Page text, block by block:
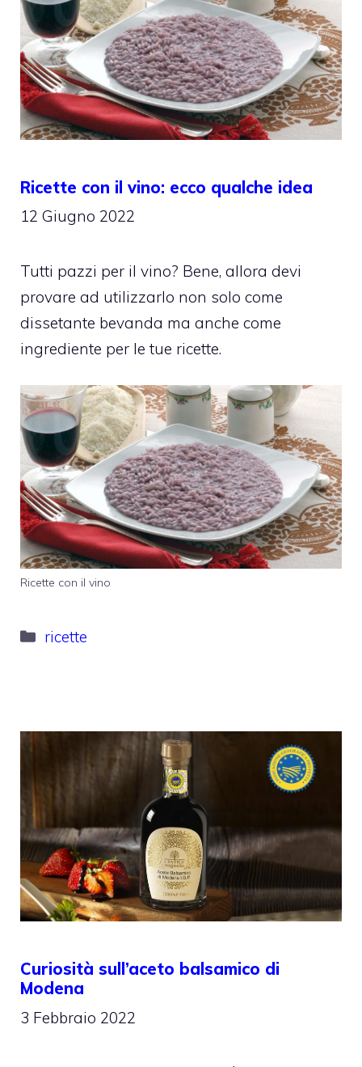
Ricette con il vino: ecco qualche idea
12 Giugno 2022
Tutti pazzi per il vino? Bene, allora devi
provare ad utilizzarlo non solo come
dissetante bevanda ma anche come
ingrediente per le tue ricette.
Ricette con il vino
Categorie
ricette
Curiosità sull’aceto balsamico di
Modena
3 Febbraio 2022